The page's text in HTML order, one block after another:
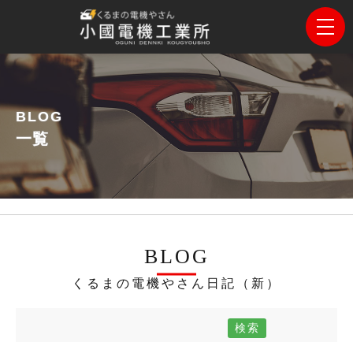
BLOG
一覧
BLOG
くるまの電機やさん日記（新）
検索